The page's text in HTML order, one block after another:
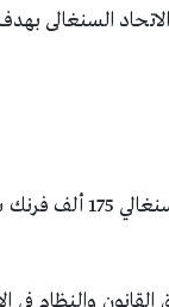
السنغالى
وكانت لجنة الانضباط
والنظام في